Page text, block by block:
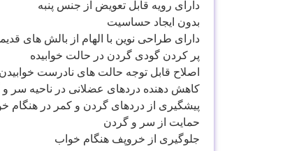
دارای رویه قابل تعویض از جنس پنبه
بدون ایجاد حساسیت
دارای طراحی نوین با الهام از بالش های
پر کردن گودی گردن در حالت خوابیده
اصلاح قابل توجه حالت های نادرست خوابیدن
کاهش دهنده دردهای عضلانی در ناحیه سر
پیشگیری از دردهای گردن و کمر در هنگام
حمايت از سر و گردن
جلوگیری از خروپف هنگام خواب